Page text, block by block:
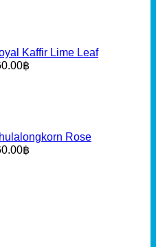
Kaffir Lime Leaf
฿
Rose
฿